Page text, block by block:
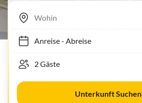
Anreise- Abreise
Unterkunft Suchen